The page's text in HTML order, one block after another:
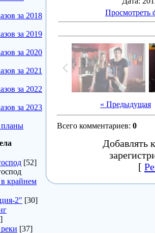
за 2018
за 2019
за 2020
за 2021
за 2022
за 2023
[52]
крайнем
2" [30]
[37]
Просмотреть
« Предыдущая
Всего комментариев: 0
Добавлять
[